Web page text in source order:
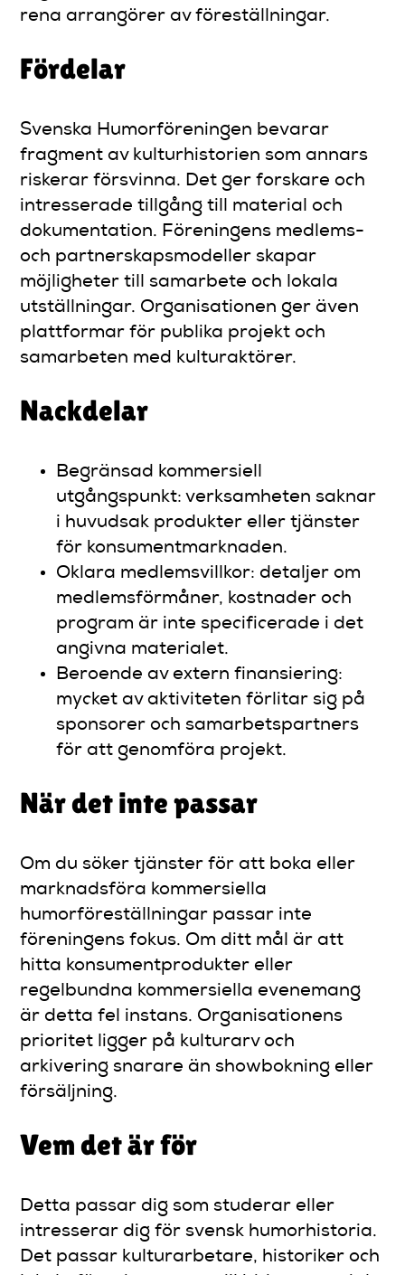
rena arrangörer av föreställningar.
Fördelar
Svenska Humorföreningen bevarar
fragment av kulturhistorien som annars
riskerar försvinna. Det ger forskare och
intresserade tillgång till material och
dokumentation. Föreningens medlems-
och partnerskapsmodeller skapar
möjligheter till samarbete och lokala
utställningar. Organisationen ger även
plattformar för publika projekt och
samarbeten med kulturaktörer.
Nackdelar
Begränsad kommersiell
utgångspunkt: verksamheten saknar
i huvudsak produkter eller tjänster
för konsumentmarknaden.
Oklara medlemsvillkor: detaljer om
medlemsförmåner, kostnader och
program är inte specificerade i det
angivna materialet.
Beroende av extern finansiering:
mycket av aktiviteten förlitar sig på
sponsorer och samarbetspartners
för att genomföra projekt.
När det inte passar
Om du söker tjänster för att boka eller
marknadsföra kommersiella
humorföreställningar passar inte
föreningens fokus. Om ditt mål är att
hitta konsumentprodukter eller
regelbundna kommersiella evenemang
är detta fel instans. Organisationens
prioritet ligger på kulturarv och
arkivering snarare än showbokning eller
försäljning.
Vem det är för
Detta passar dig som studerar eller
intresserar dig för svensk humorhistoria.
Det passar kulturarbetare, historiker och